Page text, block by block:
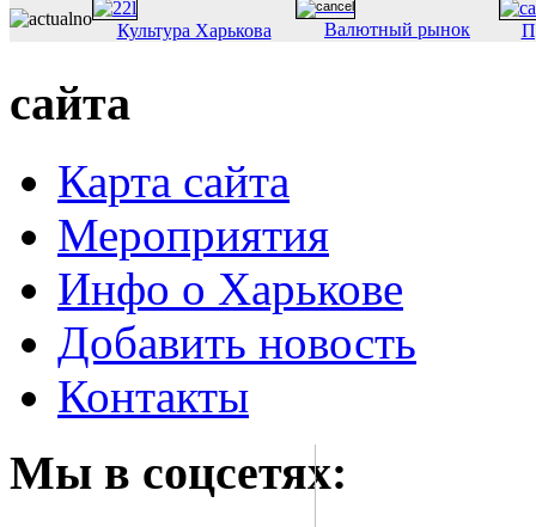
Культура Харькова Валютный рынок
сайта
Карта сайта
Мероприятия
Инфо о Харькове
Добавить новость
Контакты
Мы в соцсетях: